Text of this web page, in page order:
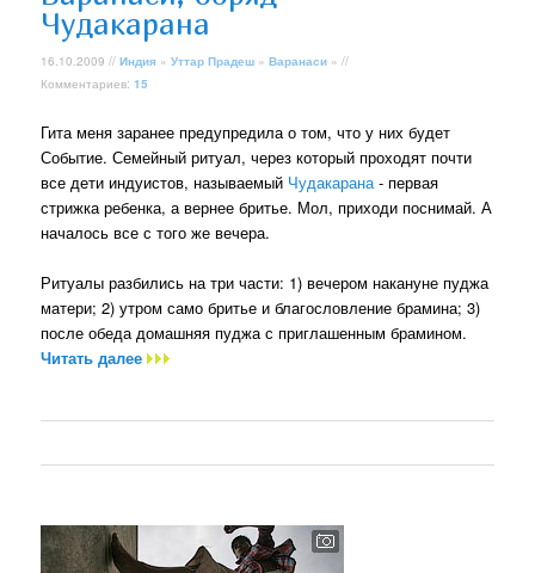
Чудакарана
16.10.2009 //Индия »Уттар Прадеш »Варанаси » //
Комментариев:15
Гита меня заранее предупредила о том, что у них будет
Событие. Семейный ритуал, через который проходят почти
все дети индуистов, называемый Чудакарана - первая
стрижка ребенка, а вернее бритье. Мол, приходи поснимай. А
началось все с того же вечера.
Ритуалы разбились на три части: 1) вечером накануне пуджа
матери; 2) утром само бритье и благословление брамина; 3)
после обеда домашняя пуджа с приглашенным брамином.
Читать далее